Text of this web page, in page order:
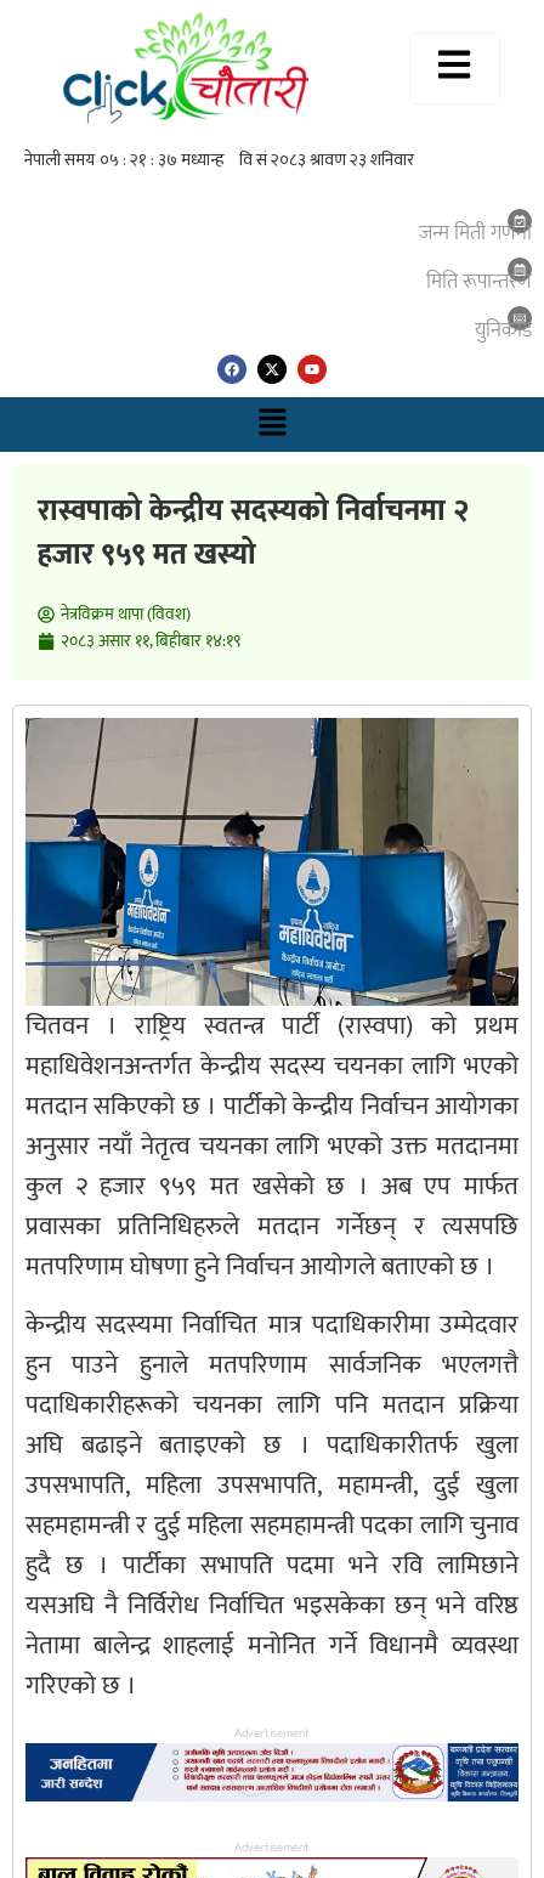
जन्म मिती गणना
मिति रूपान्तरण
युनिकाेड
रास्वपाको केन्द्रीय सदस्यको निर्वाचनमा २
हजार ९५९ मत खस्यो
नेत्रविक्रम थापा (विवश)
२०८३ असार ११, बिहीबार १४:१९
चितवन । राष्ट्रिय स्वतन्त्र पार्टी (रास्वपा) को प्रथम
महाधिवेशनअन्तर्गत केन्द्रीय सदस्य चयनका लागि भएको
मतदान सकिएको छ । पार्टीको केन्द्रीय निर्वाचन आयोगका
अनुसार नयाँ नेतृत्व चयनका लागि भएको उक्त मतदानमा
कुल २ हजार ९५९ मत खसेको छ । अब एप मार्फत
प्रवासका प्रतिनिधिहरुले मतदान गर्नेछन् र त्यसपछि
मतपरिणाम घोषणा हुने निर्वाचन आयोगले बताएको छ ।
केन्द्रीय सदस्यमा निर्वाचित मात्र पदाधिकारीमा उम्मेदवार
हुन पाउने हुनाले मतपरिणाम सार्वजनिक भएलगत्तै
पदाधिकारीहरूको चयनका लागि पनि मतदान प्रक्रिया
अघि बढाइने बताइएको छ । पदाधिकारीतर्फ खुला
उपसभापति, महिला उपसभापति, महामन्त्री, दुई खुला
सहमहामन्त्री र दुई महिला सहमहामन्त्री पदका लागि चुनाव
हुदै छ । पार्टीका सभापति पदमा भने रवि लामिछाने
यसअघि नै निर्विरोध निर्वाचित भइसकेका छन् भने वरिष्ठ
नेतामा बालेन्द्र शाहलाई मनोनित गर्ने विधानमै व्यवस्था
गरिएको छ ।
Advertisement
Advertisement